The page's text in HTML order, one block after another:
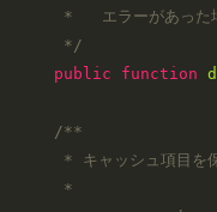
*   エラーがあった
     */
public
function
/**
* キャッシュ項目を
     *